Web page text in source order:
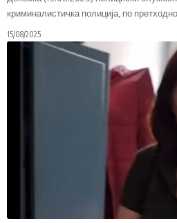
криминалистичка полиција, по
15/08/2025